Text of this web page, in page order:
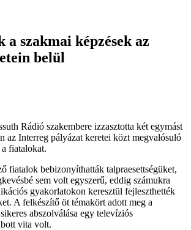
a szakmai képzések az
belül
Rádió szakembere izzasztotta két egymást
az Interreg pályázat keretei közt megvalósuló
fiatalokat.
fiatalok bebizonyíthatták talpraesettségüket,
sem volt egyszerű, eddig számukra
gyakorlatokon keresztül fejleszthették
A felkészítő öt témakört adott meg a
abszolválása egy televíziós
vita volt.